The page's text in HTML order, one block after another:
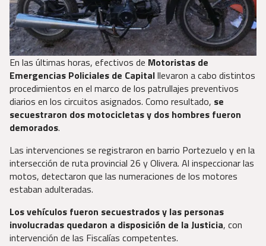
En las últimas horas, efectivos de Motoristas de
Emergencias Policiales de Capitalllevaron a cabo distintos
procedimientos en el marco de los patrullajes preventivos
diarios en los circuitos asignados. Como resultado, se
secuestraron dos motocicletas y dos hombres fueron
demorados.
Las intervenciones se registraron en barrio Portezuelo y en la
intersección de ruta provincial 26 y Olivera. Al inspeccionar las
motos, detectaron que las numeraciones de los motores
estaban adulteradas.
Los vehículos fueron secuestrados y las personas
involucradas quedaron a disposición de la Justicia, con
intervención de las Fiscalías competentes.